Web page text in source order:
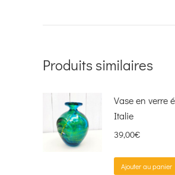
Produits similaires
Vase en verre
Italie
39,00€
Ajouter au panier